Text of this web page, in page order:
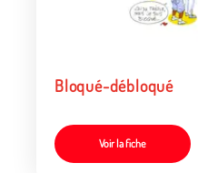
Bloqué-débloqué
Voir la fiche